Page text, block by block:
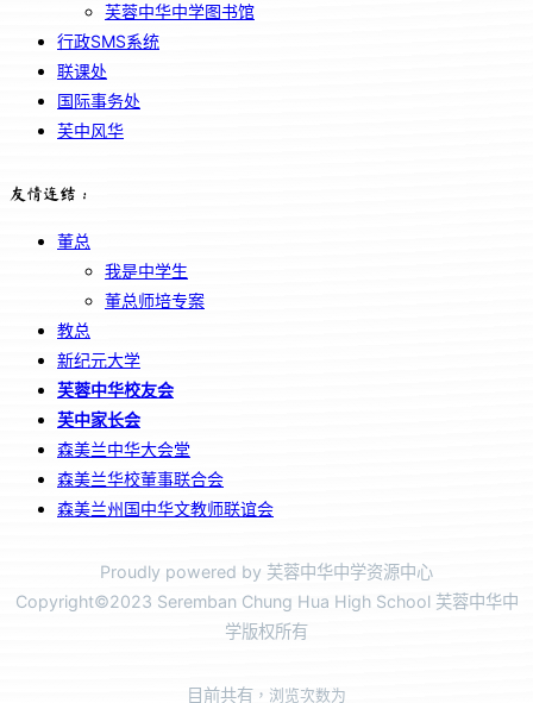
芙蓉中华中学图书馆
行政SMS系统
联课处
国际事务处
芙中风华
友情连结：
董总
我是中学生
董总师培专案
教总
新纪元大学
芙蓉中华校友会
芙中家长会
森美兰中华大会堂
森美兰华校董事联合会
森美兰州国中华文教师联谊会
Proudly powered by 芙蓉中华中学资源中心
Copyright©2023 Seremban Chung Hua High School 芙蓉中华中
学版权所有
目前共有 ，浏览次数为